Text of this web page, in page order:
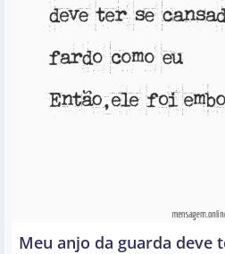
Meu anjo da guarda deve